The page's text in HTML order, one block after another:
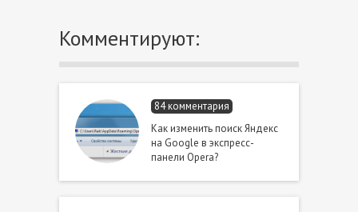
Комментируют:
84 комментария
Как изменить поиск Яндекс
на Google в экспресс-
панели Opera?